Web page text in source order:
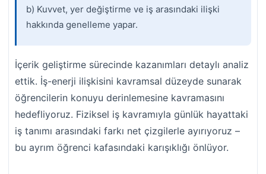
b) Kuvvet, yer değiştirme ve iş arasındaki ilişki
hakkında genelleme yapar.
İçerik geliştirme sürecinde kazanımları detaylı analiz
ettik. İş-enerji ilişkisini kavramsal düzeyde sunarak
öğrencilerin konuyu derinlemesine kavramasını
hedefliyoruz. Fiziksel iş kavramıyla günlük hayattaki
iş tanımı arasındaki farkı net çizgilerle ayırıyoruz –
bu ayrım öğrenci kafasındaki karışıklığı önlüyor.